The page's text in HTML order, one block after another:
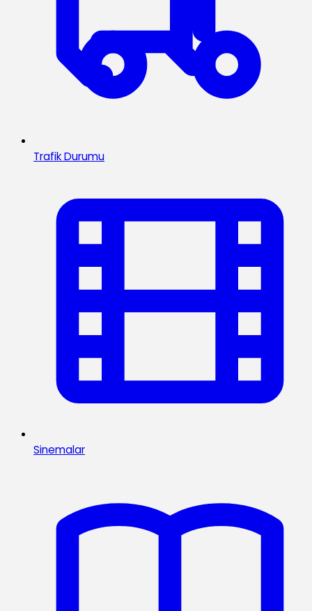
Trafik Durumu
Sinemalar